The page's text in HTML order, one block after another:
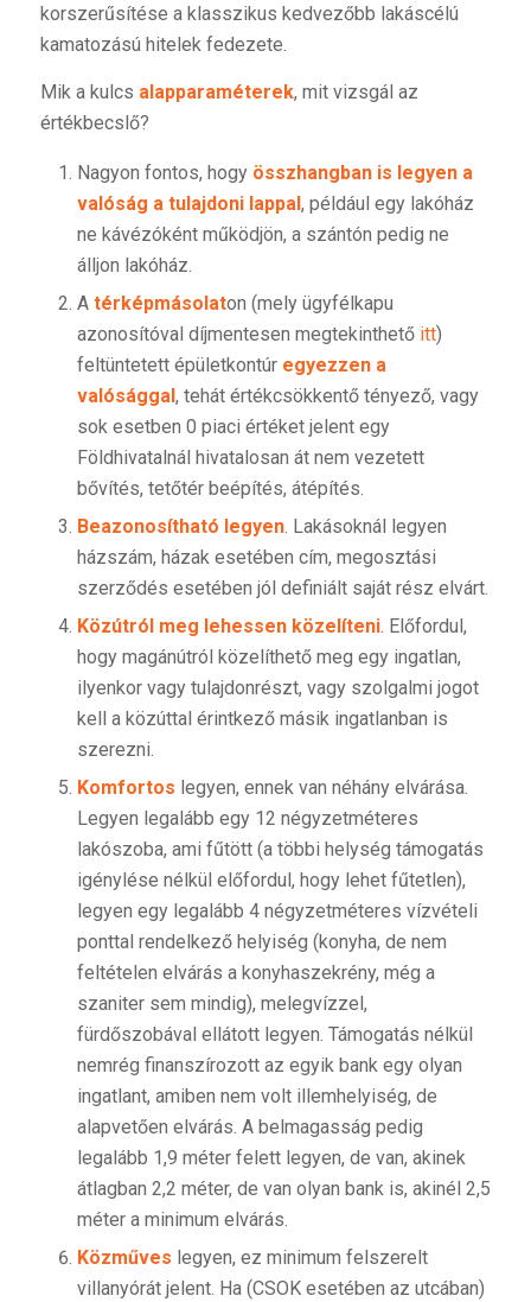
korszerűsítése a klasszikus kedvezőbb lakáscélú
kamatozású hitelek fedezete.
Mik a kulcs alapparaméterek, mit vizsgál az
értékbecslő?
Nagyon fontos, hogy összhangban is legyen a
valóság a tulajdoni lappal , például egy lakóház
ne kávézóként működjön, a szántón pedig ne
álljon lakóház.
A térképmásolaton (mely ügyfélkapu
azonosítóval díjmentesen megtekinthető itt)
feltüntetett épületkontúr egyezzen a
valósággal , tehát értékcsökkentő tényező, vagy
sok esetben 0 piaci értéket jelent egy
Földhivatalnál hivatalosan át nem vezetett
bővítés, tetőtér beépítés, átépítés.
Beazonosítható legyen. Lakásoknál legyen
házszám, házak esetében cím, megosztási
szerződés esetében jól definiált saját rész elvárt.
Közútról meg lehessen közelíteni. Előfordul,
hogy magánútról közelíthető meg egy ingatlan,
ilyenkor vagy tulajdonrészt, vagy szolgalmi jogot
kell a közúttal érintkező másik ingatlanban is
szerezni.
Komfortos legyen, ennek van néhány elvárása.
Legyen legalább egy 12 négyzetméteres
lakószoba, ami fűtött (a többi helység támogatás
igénylése nélkül előfordul, hogy lehet fűtetlen),
legyen egy legalább 4 négyzetméteres vízvételi
ponttal rendelkező helyiség (konyha, de nem
feltételen elvárás a konyhaszekrény, még a
szaniter sem mindig), melegvízzel,
fürdőszobával ellátott legyen. Támogatás nélkül
nemrég finanszírozott az egyik bank egy olyan
ingatlant, amiben nem volt illemhelyiség, de
alapvetően elvárás. A belmagasság pedig
legalább 1,9 méter felett legyen, de van, akinek
átlagban 2,2 méter, de van olyan bank is, akinél 2,5
méter a minimum elvárás.
Közműves legyen, ez minimum felszerelt
villanyórát jelent. Ha (CSOK esetében az utcában)